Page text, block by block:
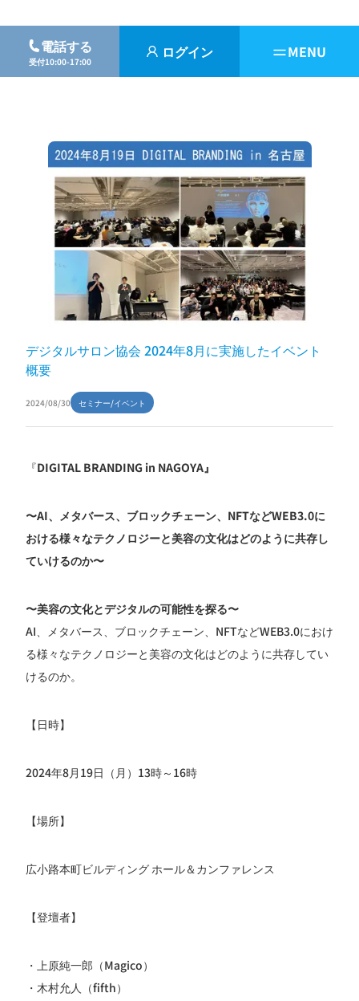
電話する
受付10:00-17:00 ログイン MENU
デジタルサロン協会 2024年8月に実施したイベント
概要
2024/08/30 セミナー/イベント
『DIGITAL BRANDING in NAGOYA』
〜AI、メタバース、ブロックチェーン、NFTなどWEB3.0に
おける様々なテクノロジーと美容の文化はどのように共存し
ていけるのか〜
〜美容の文化とデジタルの可能性を探る〜
AI、メタバース、ブロックチェーン、NFTなどWEB3.0におけ
る様々なテクノロジーと美容の文化はどのように共存してい
けるのか。
【日時】
2024年8月19日（月）13時～16時
【場所】
広小路本町ビルディング ホール＆カンファレンス
【登壇者】
・上原純一郎（Magico）
・木村允人（fifth）